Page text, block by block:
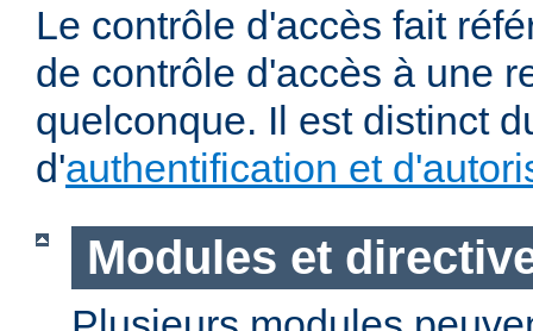
Le contrôle d'accès fait
de contrôle d'accès à une
quelconque. Il est distinct
d'authentification et
Modules et